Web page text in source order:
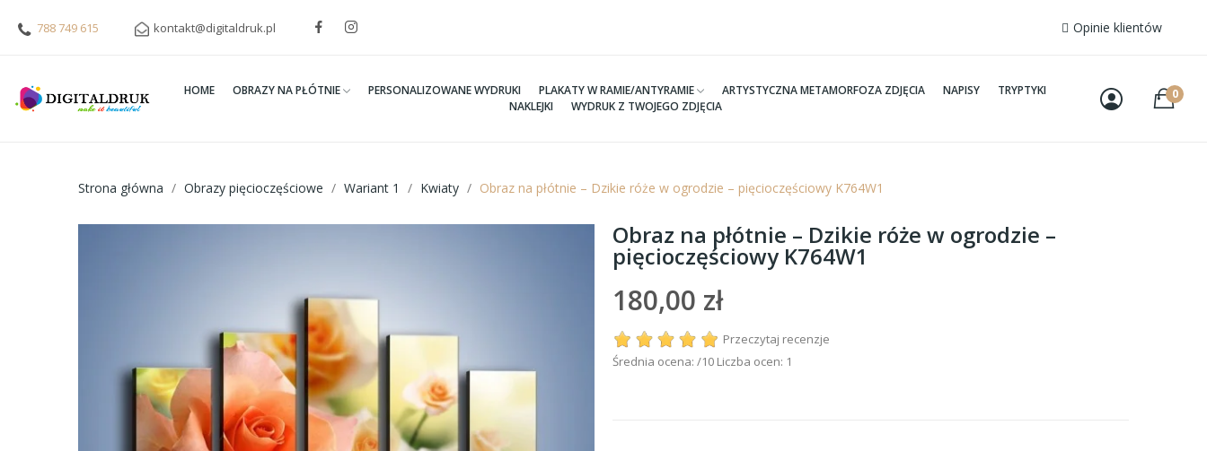
788 749 615 kontakt@digitaldruk.pl Opinie klientów
HOME OBRAZY NA PŁÓTNIE PERSONALIZOWANE WYDRUKI PLAKATY W RAMIE/ANTYRAMIE ARTYSTYCZNA METAMORFOZA ZDJĘCIA NAPISY
TRYPTYKI
NAKLEJKI
WYDRUK Z TWOJEGO ZDJĘCIA
0
Strona główna Obrazy pięcioczęściowe Wariant 1 Kwiaty Obraz na płótnie – Dzikie róże w ogrodzie – pięcioczęściowy K764W1
Obraz na płótnie – Dzikie róże w ogrodzie –
pięcioczęściowy K764W1
180,00 zł
Przeczytaj recenzje
Średnia ocena: /10 Liczba ocen: 1